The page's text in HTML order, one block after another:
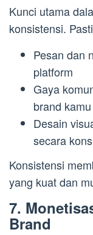
Kunci utama
konsistensi.
Pesan dan
platform
Gaya
brand kamu
Desain
secara
Konsistensi
yang kuat dan
7.
Brand